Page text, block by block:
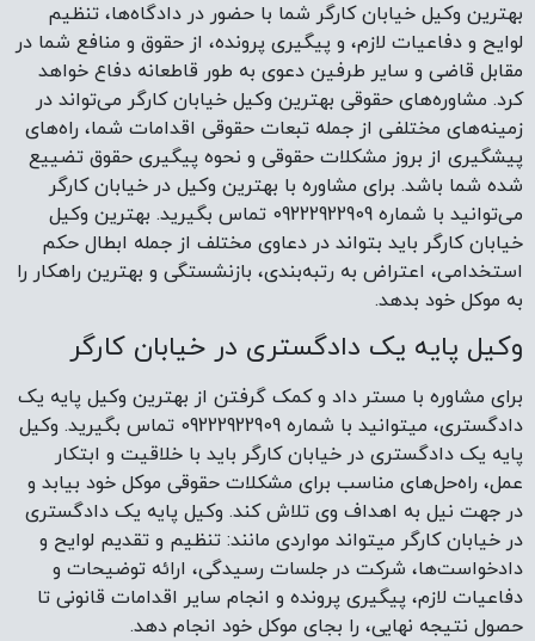
بهترین وکیل خیابان کارگر شما با حضور در دادگاه‌ها، تنظیم
لوایح و دفاعیات لازم، و پیگیری پرونده، از حقوق و منافع شما در
مقابل قاضی و سایر طرفین دعوی به طور قاطعانه دفاع خواهد
کرد. مشاوره‌های حقوقی بهترین وکیل خیابان کارگر می‌تواند در
زمینه‌های مختلفی از جمله تبعات حقوقی اقدامات شما، راه‌های
پیشگیری از بروز مشکلات حقوقی و نحوه پیگیری حقوق تضییع
شده شما باشد. برای مشاوره با بهترین وکیل در خیابان کارگر
می‌توانید با شماره 09222922909 تماس بگیرید. بهترین وکیل
خیابان کارگر باید بتواند در دعاوی مختلف از جمله ابطال حکم
استخدامی، اعتراض به رتبه‌بندی، بازنشستگی و بهترین راهکار را
به موکل خود بدهد.
وکیل پایه یک دادگستری در خیابان کارگر
برای مشاوره با مستر داد و کمک گرفتن از بهترین وکیل پایه یک
دادگستری، میتوانید با شماره 09222922909 تماس بگیرید. وکیل
پایه یک دادگستری در خیابان کارگر باید با خلاقیت و ابتکار
عمل، راه‌حل‌های مناسب برای مشکلات حقوقی موکل خود بیابد و
در جهت نیل به اهداف وی تلاش کند. وکیل پایه یک دادگستری
در خیابان کارگر میتواند مواردی مانند: تنظیم و تقدیم لوایح و
دادخواست‌ها، شرکت در جلسات رسیدگی، ارائه توضیحات و
دفاعیات لازم، پیگیری پرونده و انجام سایر اقدامات قانونی تا
حصول نتیجه نهایی، را بجای موکل خود انجام دهد.